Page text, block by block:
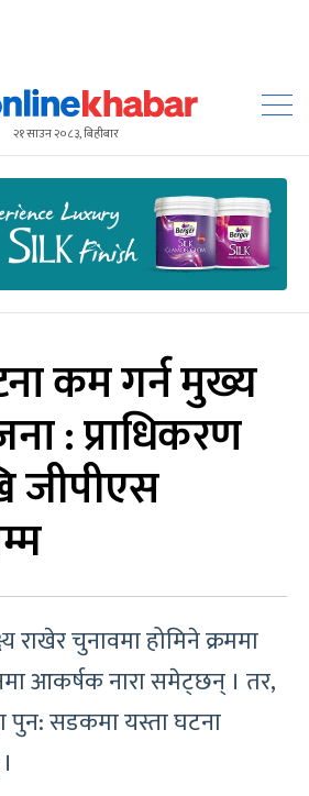
२१ साउन २०८३, बिहीबार
कम गर्न मुख्य
: प्राधिकरण
जीपीएस
राखेर चुनावमा होमिने क्रममा
आकर्षक नारा समेट्छन् । तर,
पुन: सडकमा यस्ता घटना